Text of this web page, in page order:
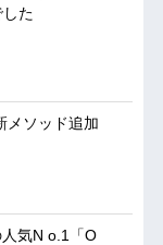
た
メソッド追加
人気N o.1「O